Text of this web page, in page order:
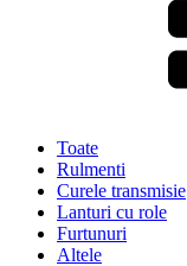
Toate
Rulmenti
Curele transmisie
Lanturi cu role
Furtunuri
Altele